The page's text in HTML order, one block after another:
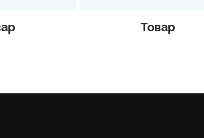
Товар Товар